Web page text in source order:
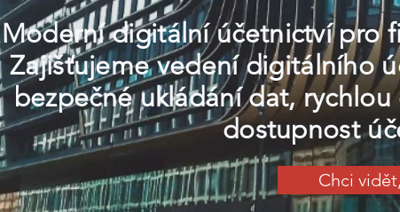
Moderní digitální účetnictví pro
Zajišťujeme vedení digitálního
bezpečné ukládání dat,
dostupnost
Chci